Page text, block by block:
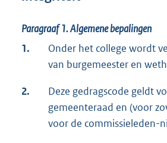
Paragraaf 1.Algemene bepalingen
1.
Onder het college wordt
van burgemeester en
2.
Deze gedragscode geldt
gemeenteraad en (voor
voor de commissieleden-